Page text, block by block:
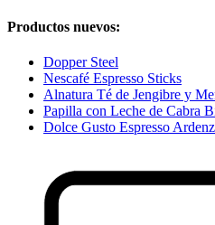
Productos nuevos:
Dopper Steel
Nescafé Espresso Sticks
Alnatura Té de Jengibre y
Papilla con Leche de Cabra
Dolce Gusto Espresso